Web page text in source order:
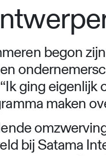
begon
ging eigenlijk
maken
bij Satama